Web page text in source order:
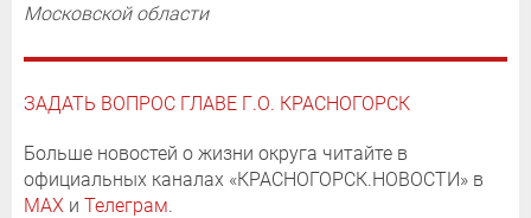
Московской области
ЗАДАТЬ ВОПРОС ГЛАВЕ Г.О. КРАСНОГОРСК
Больше новостей о жизни округа читайте в
официальных каналах «КРАСНОГОРСК.НОВОСТИ» в
MAX и Телеграм.